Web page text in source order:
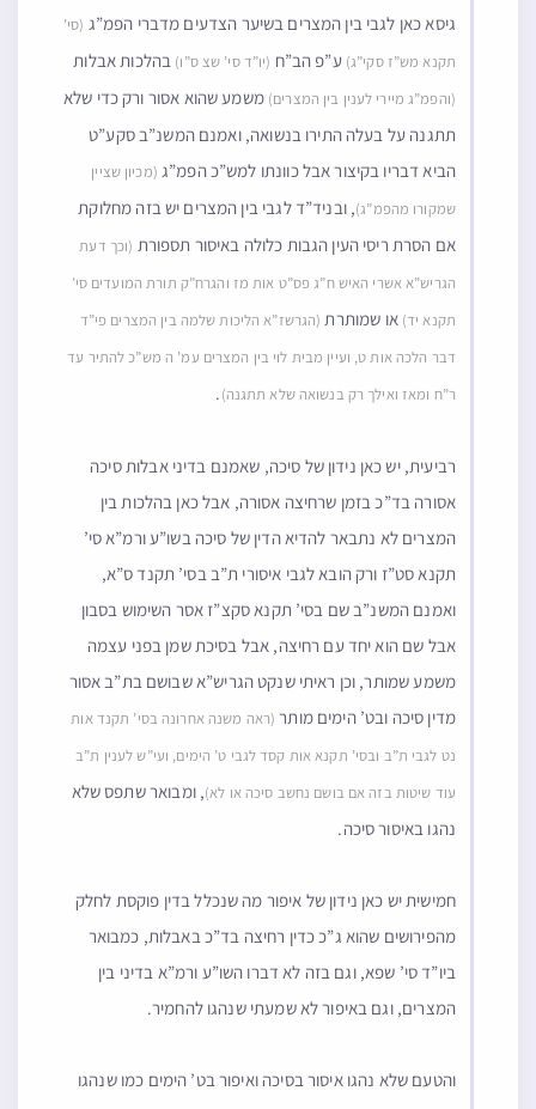
גיסא כאן לגבי בין המצרים בשיער הצדעים מדברי הפמ”ג (סי’
תקנא מש”ז סקי”ג) ע”פ הב”ח (יו”ד סי’ שצ ס”ו) בהלכות אבלות
(והפמ”ג מיירי לענין בין המצרים) משמע שהוא אסור ורק כדי שלא
תתגנה על בעלה התירו בנשואה, ואמנם המשנ”ב סקע”ט
הביא דבריו בקיצור אבל כוונתו למש”כ הפמ”ג (מכיון שציין
שמקורו מהפמ”ג), ובניד”ד לגבי בין המצרים יש בזה מחלוקת
אם הסרת ריסי העין הגבות כלולה באיסור תספורת (וכך דעת
הגריש”א אשרי האיש ח”ג פס”ט אות מז והגרח”ק תורת המועדים סי’
תקנא יד) או שמותרת (הגרשז”א הליכות שלמה בין המצרים פי”ד
דבר הלכה אות ט, ועיין מבית לוי בין המצרים עמ’ ה מש”כ להתיר עד
ר”ח ומאז ואילך רק בנשואה שלא תתגנה).
רביעית, יש כאן נידון של סיכה, שאמנם בדיני אבלות סיכה
אסורה בד”כ בזמן שרחיצה אסורה, אבל כאן בהלכות בין
המצרים לא נתבאר להדיא הדין של סיכה בשו”ע ורמ”א סי’
תקנא סט”ז ורק הובא לגבי איסורי ת”ב בסי’ תקנד ס”א,
ואמנם המשנ”ב שם בסי’ תקנא סקצ”ז אסר השימוש בסבון
אבל שם הוא יחד עם רחיצה, אבל בסיכת שמן בפני עצמה
משמע שמותר, וכן ראיתי שנקט הגריש”א שבושם בת”ב אסור
מדין סיכה ובט’ הימים מותר (ראה משנה אחרונה בסי’ תקנד אות
נט לגבי ת”ב ובסי’ תקנא אות קסד לגבי ט’ הימים, ועי”ש לענין ת”ב
עוד שיטות בזה אם בושם נחשב סיכה או לא), ומבואר שתפס שלא
נהגו באיסור סיכה.
חמישית יש כאן נידון של איפור מה שנכלל בדין פוקסת לחלק
מהפירושים שהוא ג”כ כדין רחיצה בד”כ באבלות, כמבואר
ביו”ד סי’ שפא, וגם בזה לא דברו השו”ע ורמ”א בדיני בין
המצרים, וגם באיפור לא שמעתי שנהגו להחמיר.
והטעם שלא נהגו איסור בסיכה ואיפור בט’ הימים כמו שנהגו